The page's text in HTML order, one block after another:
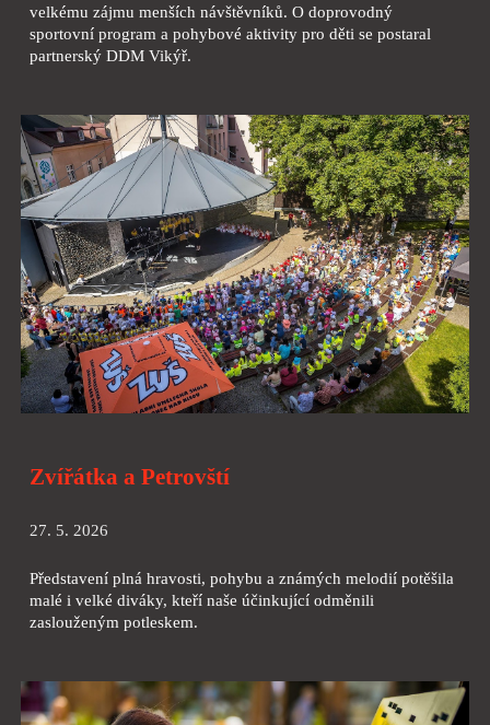
velkému zájmu menších návštěvníků. O doprovodný
sportovní program a pohybové aktivity pro děti se postaral
partnerský DDM Vikýř.
Zvířátka a Petrovští
27. 5. 2026
Představení plná hravosti, pohybu a známých melodií potěšila
malé i velké diváky, kteří naše účinkující odměnili
zaslouženým potleskem.